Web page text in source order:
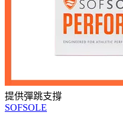
提供彈跳支撐
SOFSOLE